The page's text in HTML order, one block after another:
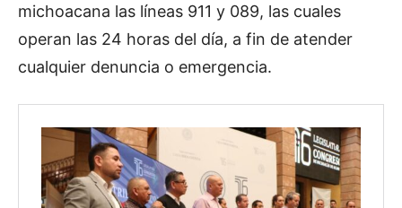
michoacana las líneas 911 y 089, las cuales
operan las 24 horas del día, a fin de atender
cualquier denuncia o emergencia.